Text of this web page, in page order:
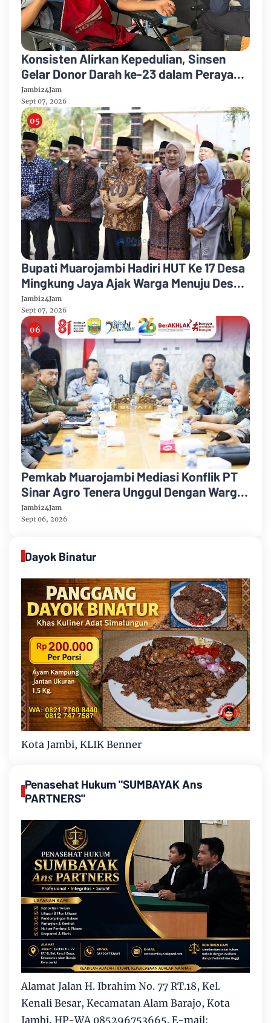
Konsisten Alirkan Kepedulian, Sinsen
Gelar Donor Darah ke-23 dalam Perayaan
Anniversary Sinsen
Jambi24Jam
Sept 07, 2026
Bupati Muarojambi Hadiri HUT Ke 17 Desa
Mingkung Jaya Ajak Warga Menuju Desa
Mandiri 2026
Jambi24Jam
Sept 07, 2026
Pemkab Muarojambi Mediasi Konflik PT
Sinar Agro Tenera Unggul Dengan Warga
Sipin Teluk Duren
Jambi24Jam
Sept 06, 2026
Dayok Binatur
Kota Jambi, KLIK Benner
Penasehat Hukum "SUMBAYAK Ans
PARTNERS"
Alamat Jalan H. Ibrahim No. 77 RT.18, Kel.
Kenali Besar, Kecamatan Alam Barajo, Kota
Jambi, HP-WA 085296753665. E-mail: